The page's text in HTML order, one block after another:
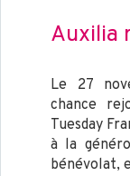
Auxilia
Le 27
chance
Tuesday
à la
bénévolat,